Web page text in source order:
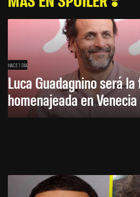
HACE 1 DÍA
Luca Guadagnino será
homenajeada en